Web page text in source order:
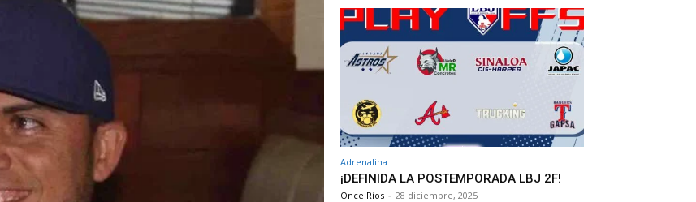
Adrenalina
¡DEFINIDA LA POSTEMPORADA LBJ 2F!
Once Ríos - 28 diciembre, 2025